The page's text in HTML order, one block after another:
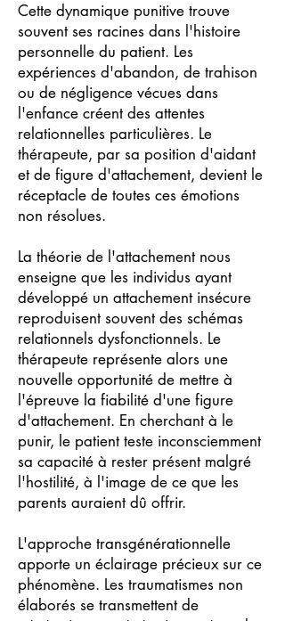
Cette dynamique punitive trouve
souvent ses racines dans l'histoire
personnelle du patient. Les
expériences d'abandon, de trahison
ou de négligence vécues dans
l'enfance créent des attentes
relationnelles particulières. Le
thérapeute, par sa position d'aidant
et de figure d'attachement, devient le
réceptacle de toutes ces émotions
non résolues.
La théorie de l'attachement nous
enseigne que les individus ayant
développé un attachement insécure
reproduisent souvent des schémas
relationnels dysfonctionnels. Le
thérapeute représente alors une
nouvelle opportunité de mettre à
l'épreuve la fiabilité d'une figure
d'attachement. En cherchant à le
punir, le patient teste inconsciemment
sa capacité à rester présent malgré
l'hostilité, à l'image de ce que les
parents auraient dû offrir.
L'approche transgénérationnelle
apporte un éclairage précieux sur ce
phénomène. Les traumatismes non
élaborés se transmettent de